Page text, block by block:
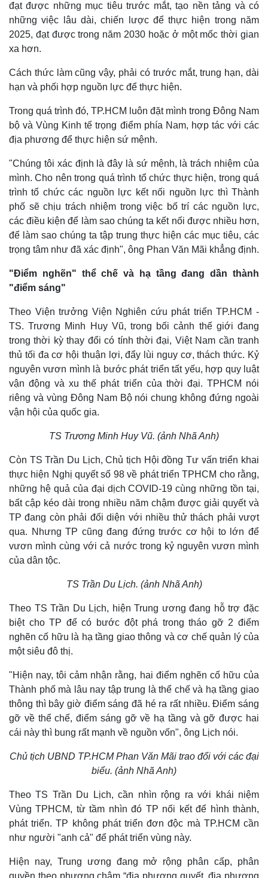
Kinh tế
Bất động sản
Khởi nghiệp
Thị trường
Giá vàng
Chứng khoán
Giá cà phê
Pháp luật
Vụ án
Tin nóng
Tư vấn luật
Quân sự - Quốc phòng
Vũ khí
Việt Nam
Phân tích
Thể thao
Bóng đá
Thế giới thể thao
eSports
Hậu trường
Ô tô - Xe máy
Tư vấn
đạt được những mục tiêu trước mắt, tạo nền tảng và có
những việc lâu dài, chiến lược để thực hiện trong năm
2025, đạt được trong năm 2030 hoặc ở một mốc thời gian
xa hơn.
Cách thức làm cũng vậy, phải có trước mắt, trung hạn, dài
hạn và phối hợp nguồn lực để thực hiện.
Trong quá trình đó, TP.HCM luôn đặt mình trong Đông Nam
bộ và Vùng Kinh tế trọng điểm phía Nam, hợp tác với các
địa phương để thực hiện sứ mệnh.
"Chúng tôi xác định là đây là sứ mệnh, là trách nhiệm của
mình. Cho nên trong quá trình tổ chức thực hiện, trong quá
trình tổ chức các nguồn lực kết nối nguồn lực thì Thành
phố sẽ chịu trách nhiệm trong việc bố trí các nguồn lực,
các điều kiện để làm sao chúng ta kết nối được nhiều hơn,
để làm sao chúng ta tập trung thực hiện các mục tiêu, các
trọng tâm như đã xác định", ông Phan Văn Mãi khẳng định.
"Điểm nghẽn" thể chế và hạ tầng đang dần thành
"điểm sáng"
Theo Viện trưởng Viện Nghiên cứu phát triển TP.HCM -
TS. Trương Minh Huy Vũ, trong bối cảnh thế giới đang
trong thời kỳ thay đổi có tính thời đại, Việt Nam cần tranh
thủ tối đa cơ hội thuận lợi, đẩy lùi nguy cơ, thách thức. Kỷ
nguyên vươn mình là bước phát triển tất yếu, hợp quy luật
vận động và xu thế phát triển của thời đại. TPHCM nói
riêng và vùng Đông Nam Bộ nói chung không đứng ngoài
vận hội của quốc gia.
TS Trương Minh Huy Vũ. (ảnh Nhã Anh)
Còn TS Trần Du Lịch, Chủ tịch Hội đồng Tư vấn triển khai
thực hiện Nghị quyết số 98 về phát triển TPHCM cho rằng,
những hệ quả của đại dịch COVID-19 cùng những tồn tại,
bất cập kéo dài trong nhiều năm chậm được giải quyết và
TP đang còn phải đối diện với nhiều thử thách phải vượt
qua. Nhưng TP cũng đang đứng trước cơ hội to lớn để
vươn mình cùng với cả nước trong kỷ nguyên vươn mình
của dân tộc.
TS Trần Du Lịch. (ảnh Nhã Anh)
Theo TS Trần Du Lịch, hiện Trung ương đang hỗ trợ đặc
biệt cho TP để có bước đột phá trong tháo gỡ 2 điểm
nghẽn cố hữu là hạ tầng giao thông và cơ chế quản lý của
một siêu đô thị.
"Hiện nay, tôi cảm nhận rằng, hai điểm nghẽn cố hữu của
Thành phố mà lâu nay tập trung là thể chế và hạ tầng giao
thông thì bây giờ điểm sáng đã hé ra rất nhiều. Điểm sáng
gỡ về thể chế, điểm sáng gỡ về hạ tầng và gỡ được hai
cái này thì bung rất mạnh về nguồn vốn", ông Lịch nói.
Chủ tịch UBND TP.HCM Phan Văn Mãi trao đổi với các đại
biểu. (ảnh Nhã Anh)
Theo TS Trần Du Lịch, cần nhìn rộng ra với khái niệm
Vùng TPHCM, từ tầm nhìn đó TP nối kết để hình thành,
phát triển. TP không phát triển đơn độc mà TP.HCM cần
như người "anh cả" để phát triển vùng này.
Hiện nay, Trung ương đang mở rộng phân cấp, phân
quyền theo phương châm “địa phương quyết, địa phương